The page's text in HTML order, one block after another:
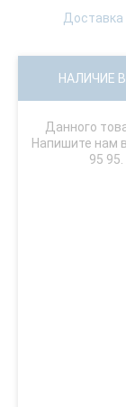
Доставка
НАЛИЧИЕ
Данного
Напишите нам
95